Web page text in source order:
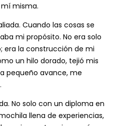
misma.
Cuando las cosas se
mi propósito. No era solo
era la construcción de mi
un hilo dorado, tejió mis
pequeño avance, me
No solo con un diploma en
llena de experiencias,